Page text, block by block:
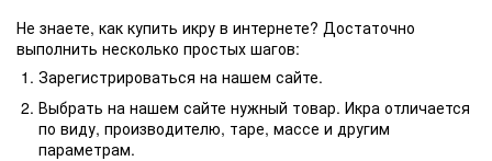
Не знаете, как купить икру в интернете? Достаточно
выполнить несколько простых шагов:
Зарегистрироваться на нашем сайте.
Выбрать на нашем сайте нужный товар. Икра отличается
по виду, производителю, таре, массе и другим
параметрам.